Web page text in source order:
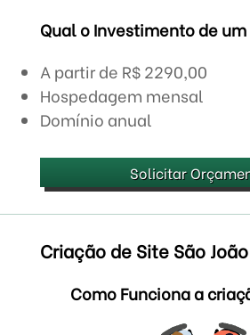
Qual o Investimento de
A partir de R$ 2290,00
Hospedagem mensal
Domínio anual
Solicitar
Criação de Site São
Como Funciona a